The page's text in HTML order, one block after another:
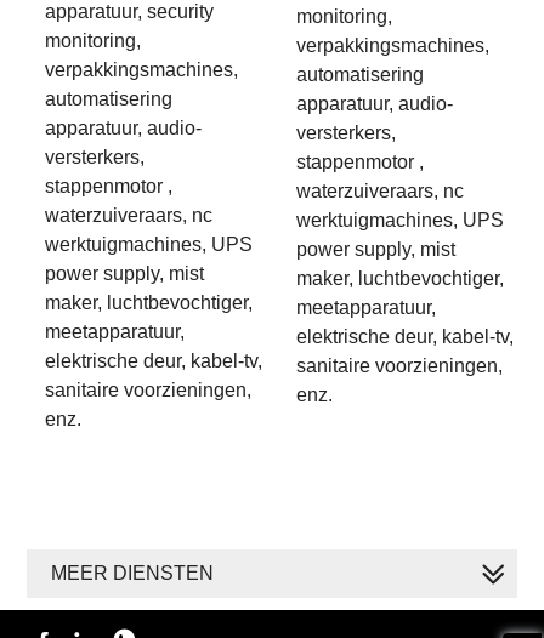
apparatuur, security
monitoring,
verpakkingsmachines,
automatisering
apparatuur, audio-
versterkers,
stappenmotor ,
waterzuiveraars, nc
werktuigmachines, UPS
power supply, mist
maker, luchtbevochtiger,
meetapparatuur,
elektrische deur, kabel-tv,
sanitaire voorzieningen,
enz.
monitoring,
verpakkingsmachines,
automatisering
apparatuur, audio-
versterkers,
stappenmotor ,
waterzuiveraars, nc
werktuigmachines, UPS
power supply, mist
maker, luchtbevochtiger,
meetapparatuur,
elektrische deur, kabel-tv,
sanitaire voorzieningen,
enz.
MEER DIENSTEN